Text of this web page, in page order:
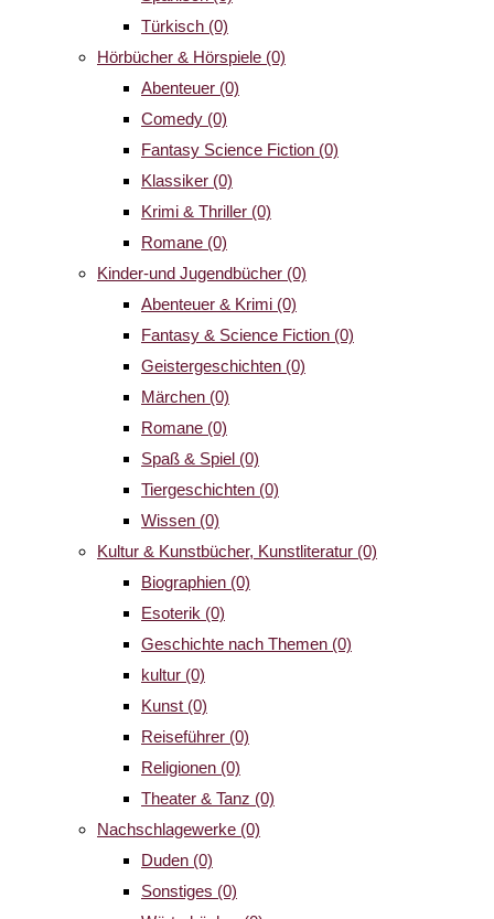
Türkisch (0)
Hörbücher & Hörspiele (0)
Abenteuer (0)
Comedy (0)
Fantasy Science Fiction (0)
Klassiker (0)
Krimi & Thriller (0)
Romane (0)
Kinder-und Jugendbücher (0)
Abenteuer & Krimi (0)
Fantasy & Science Fiction (0)
Geistergeschichten (0)
Märchen (0)
Romane (0)
Spaß & Spiel (0)
Tiergeschichten (0)
Wissen (0)
Kultur & Kunstbücher, Kunstliteratur (0)
Biographien (0)
Esoterik (0)
Geschichte nach Themen (0)
kultur (0)
Kunst (0)
Reiseführer (0)
Religionen (0)
Theater & Tanz (0)
Nachschlagewerke (0)
Duden (0)
Sonstiges (0)